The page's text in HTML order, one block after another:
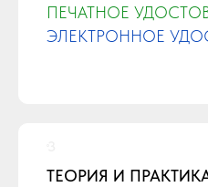
ПЕЧАТНОЕ
ЭЛЕКТРОННОЕ
ТЕОРИЯ И